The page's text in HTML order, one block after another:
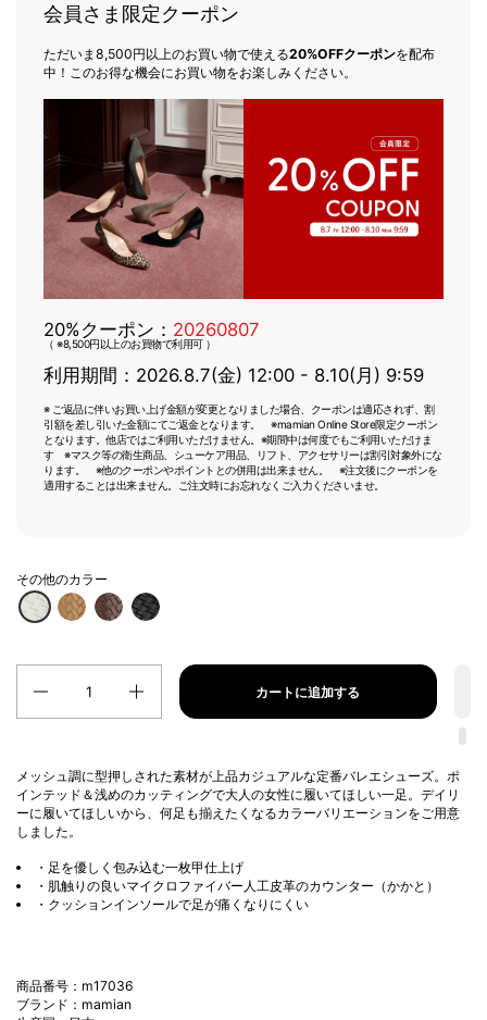
会員さま限定クーポン
ただいま8,500円以上のお買い物で使える20%OFFクーポンを配布
中！このお得な機会にお買い物をお楽しみください。
20%クーポン： 20260807
（ ※8,500円以上のお買物で利用可 ）
利用期間：2026.8.7(金) 12:00 - 8.10(月) 9:59
※ ご返品に伴いお買い上げ金額が変更となりました場合、クーポンは適応されず、割
引額を差し引いた金額にてご返金となります。 ※mamian Online Store限定クーポン
となります。他店ではご利用いただけません。※期間中は何度でもご利用いただけま
す ※マスク等の衛生商品、シューケア用品、リフト、アクセサリーは割引対象外にな
ります。 ※他のクーポンやポイントとの併用は出来ません。 ※注文後にクーポンを
適用することは出来ません。ご注文時にお忘れなくご入力くださいませ。
その他のカラー
カートに追加する
メッシュ調に型押しされた素材が上品カジュアルな定番バレエシューズ。ポ
インテッド＆浅めのカッティングで大人の女性に履いてほしい一足。デイリ
ーに履いてほしいから、何足も揃えたくなるカラーバリエーションをご用意
しました。
・足を優しく包み込む一枚甲仕上げ
・肌触りの良いマイクロファイバー人工皮革のカウンター（かかと）
・クッションインソールで足が痛くなりにくい
商品番号：m17036
ブランド：mamian